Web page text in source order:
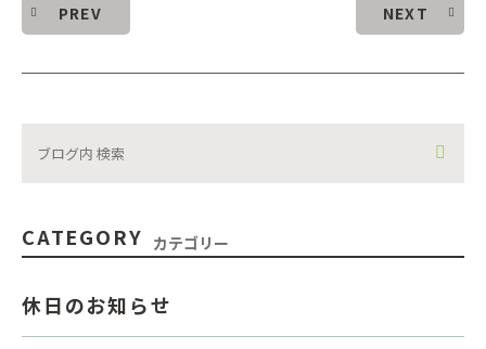
PREV NEXT
CATEGORY カテゴリー
休日のお知らせ